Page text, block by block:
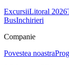
ExcursiiLitoral 2026
BusInchirieri
Companie
Povestea noastra